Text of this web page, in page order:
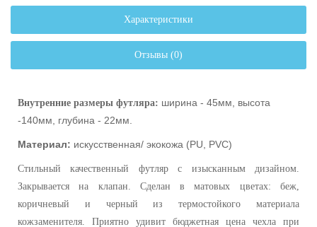
Характеристики
Отзывы (0)
Внутренние размеры футляра: ширина - 45мм, высота
-140мм, глубина - 22мм.
Материал: искусственная/ экокожа (PU, PVC)
Стильный качественный футляр с изысканным дизайном.
Закрывается на клапан. Сделан в матовых цветах: беж,
коричневый и черный из термостойкого материала
кожзаменителя. Приятно удивит бюджетная цена чехла при